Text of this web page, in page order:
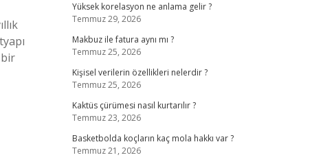
Yüksek korelasyon ne anlama gelir ?
Temmuz 29, 2026
Makbuz ile fatura aynı mı ?
Temmuz 25, 2026
Kişisel verilerin özellikleri nelerdir ?
Temmuz 25, 2026
Kaktüs çürümesi nasıl kurtarılır ?
Temmuz 23, 2026
Basketbolda koçların kaç mola hakkı var ?
Temmuz 21, 2026